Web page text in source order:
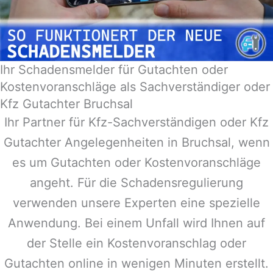
Ihr Schadensmelder für Gutachten oder
Kostenvoranschläge als Sachverständiger oder
Kfz Gutachter Bruchsal
Ihr Partner für Kfz-Sachverständigen oder Kfz
Gutachter Angelegenheiten in Bruchsal, wenn
es um Gutachten oder Kostenvoranschläge
angeht. Für die Schadensregulierung
verwenden unsere Experten eine spezielle
Anwendung. Bei einem Unfall wird Ihnen auf
der Stelle ein Kostenvoranschlag oder
Gutachten online in wenigen Minuten erstellt.